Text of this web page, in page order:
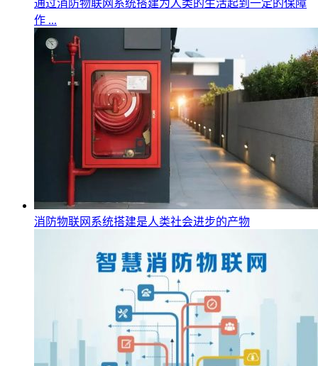
通过消防物联网系统搭建为人类的生活起到一定的保障
作 ...
消防物联网系统搭建是人类社会进步的产物